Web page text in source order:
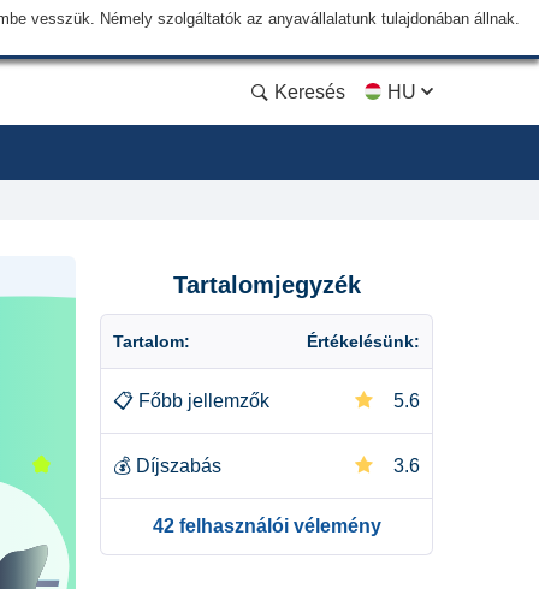
vesszük. Némely szolgáltatók az anyavállalatunk tulajdonában állnak.
Keresés HU
Tartalomjegyzék
Tartalom: Értékelésünk:
📋 Főbb jellemzők 5.6
💰 Díjszabás 3.6
42 felhasználói vélemény